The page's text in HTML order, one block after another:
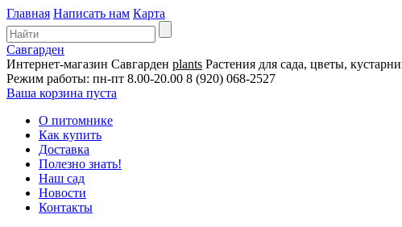
Главная Написать нам Карта
Савгарден
Интернет-магазин Савгарден plants Растения для сада, цветы,
Режим работы: пн-пт 8.00-20.00 8 (920) 068-2527
Ваша корзина пуста
О питомнике
Как купить
Доставка
Полезно знать!
Наш сад
Новости
Контакты